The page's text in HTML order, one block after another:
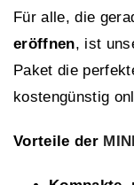
Für alle, die
eröffnen, ist
Paket die
kostengünstig
Vorteile der MINI